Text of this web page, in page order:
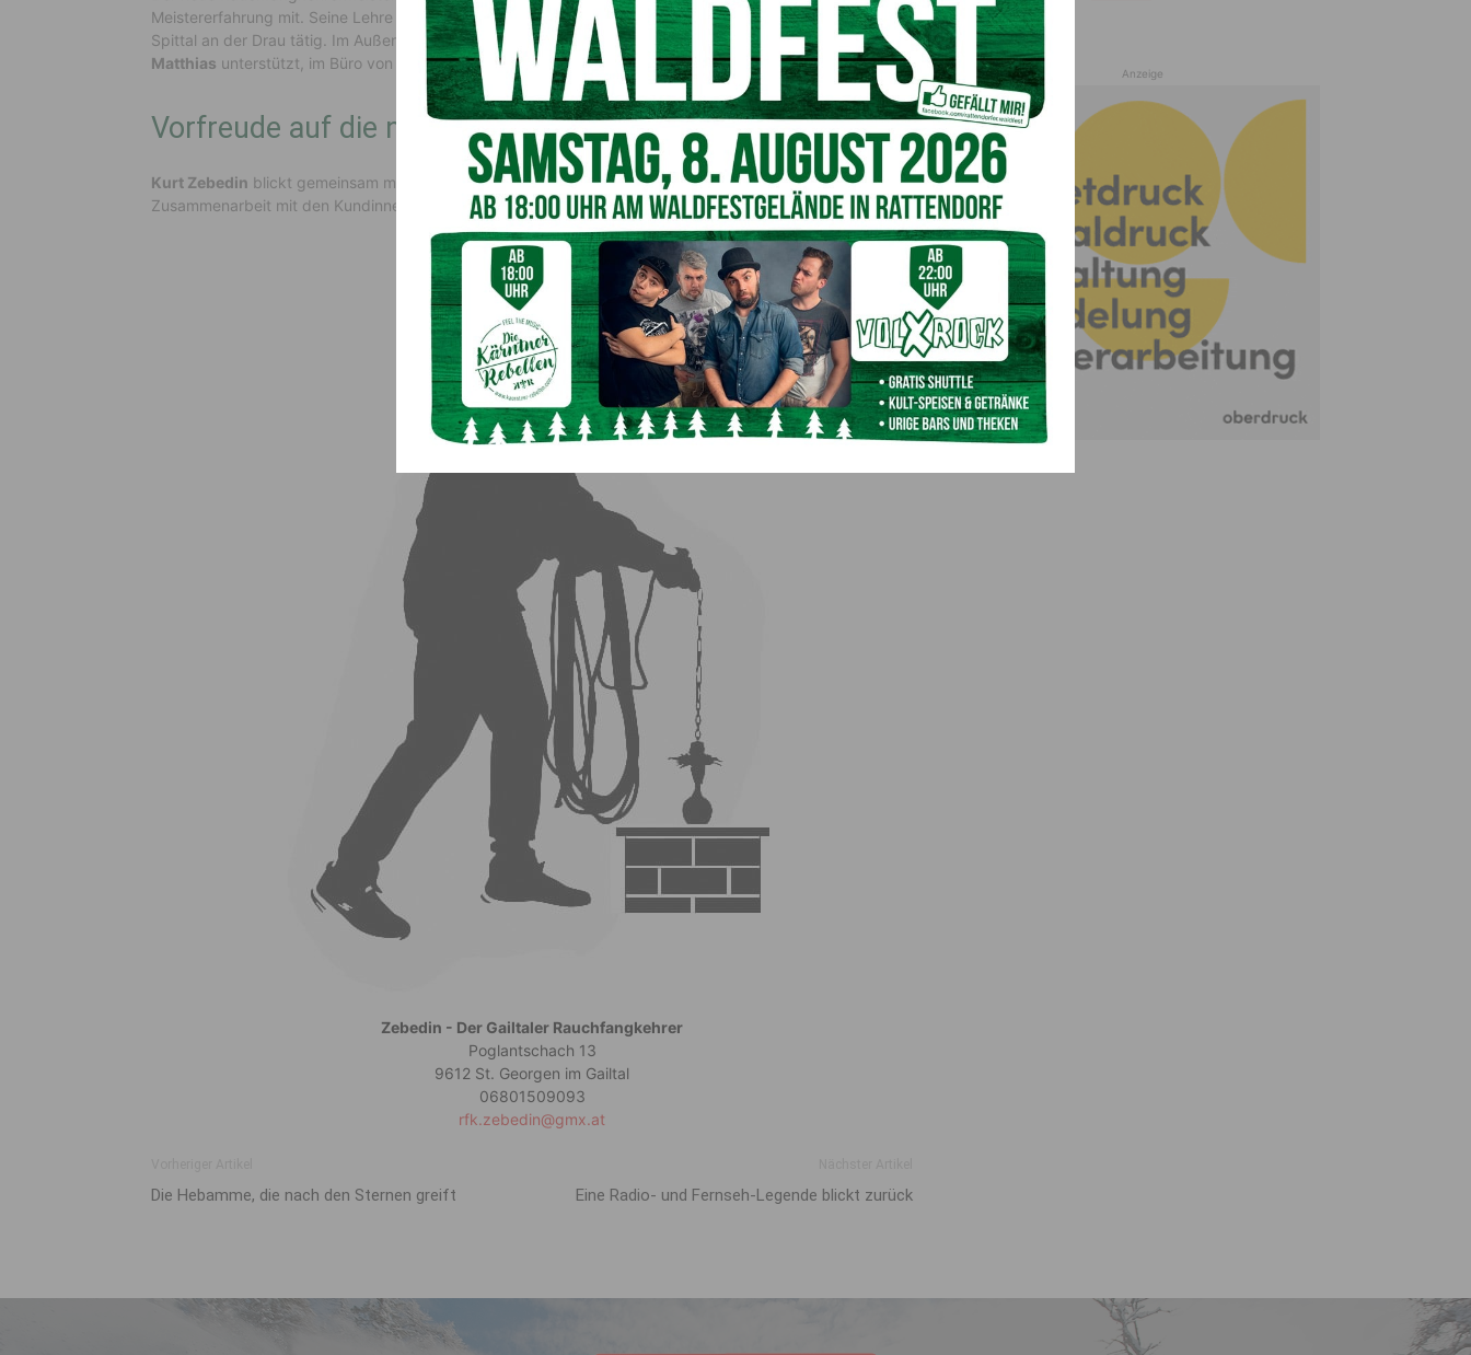
Meistererfahrung mit. Seine Lehre absolvierte er 1992 in Bad Bleiberg, anschließend war er in Villach und
Spittal an der Drau tätig. Im Außendienst wird er von Geselle
Benjamin Rindler
sowie seinem Sohn
Matthias unterstützt, im Büro von seiner Ehefrau Cindy und Tochter Hanna.
Vorfreude auf die neue Aufgabe
Kurt Zebedin blickt gemeinsam mit seinem Team mit Freude auf die neue Aufgabe und die zukünftige
Zusammenarbeit mit den Kundinnen und Kunden im Kehrgebiet I.
Zebedin - Der Gailtaler Rauchfangkehrer
Poglantschach 13
9612 St. Georgen im Gailtal
06801509093
rfk.zebedin@gmx.at
Die Hebamme, die nach den Sternen greift Eine Radio- und Fernseh-Legende blickt zurück
Anzeige